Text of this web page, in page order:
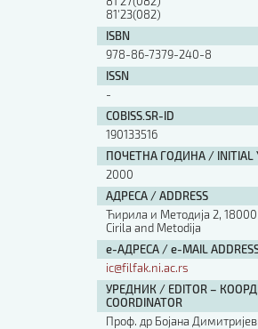
81'23(082)
ISBN
978-86-7379-240-8
ISSN
-
COBISS.SR-ID
190133516
ПОЧЕТНА ГОДИНА / INITIAL
2000
АДРЕСА / ADDRESS
Ћирила и Методија 2,
Cirila and Metodija
е-АДРЕСА / e-MAIL
ic@filfak.ni.ac.rs
УРЕДНИК / EDITOR –
COORDINATOR
Проф. др Бојана